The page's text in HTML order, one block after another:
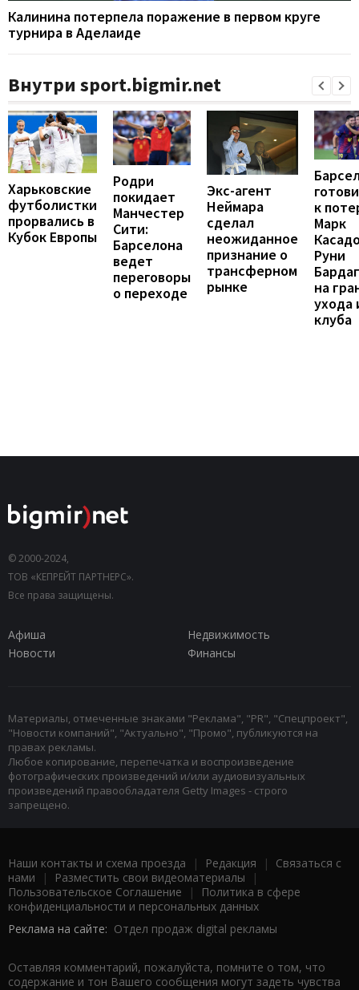
Калинина потерпела поражение в первом круге
турнира в Аделаиде
Внутри sport.bigmir.net
Харьковские
футболистки
прорвались в
Кубок Европы
Родри
покидает
Манчестер
Сити:
Барселона
ведет
переговоры
о переходе
Экс-агент
Неймара
сделал
неожиданное
признание о
трансферном
рынке
к
Марк
Руни
на
ухода
клуба
© 2000-2024,
ТОВ «КЕПРЕЙТ ПАРТНЕРС».
Все права защищены.
Афиша
Недвижимость
Новости
Финансы
Материалы, отмеченные знаками "Реклама", "PR", "Спецпроект",
"Новости компаний", "Актуально", "Промо", публикуются на
правах рекламы.
Любое копирование, перепечатка и воспроизведение
фотографических произведений и/или аудиовизуальных
произведений правообладателя Getty Images - строго
запрещено.
Наши контакты и схема проезда | Редакция | Связаться с
нами | Разместить свои видеоматериалы |
Пользовательское Соглашение |
Политика в сфере
конфиденциальности и персональных данных
Реклама на сайте: Отдел продаж digital рекламы
Оставляя комментарий, пожалуйста, помните о том, что
содержание и тон Вашего сообщения могут задеть чувства